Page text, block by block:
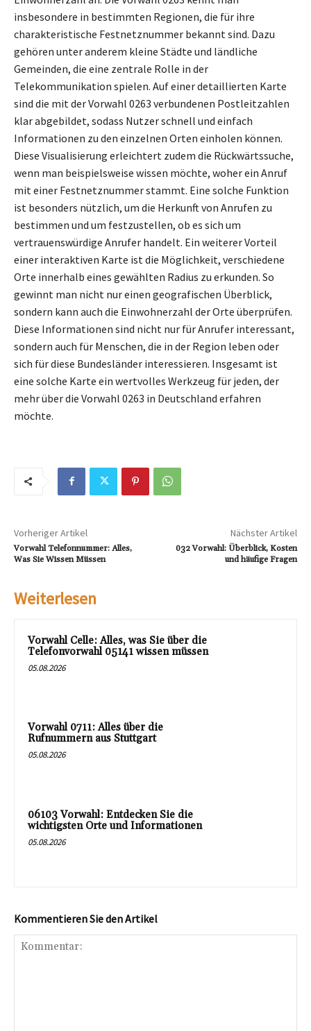
insbesondere in bestimmten Regionen, die für ihre
charakteristische Festnetznummer bekannt sind. Dazu
gehören unter anderem kleine Städte und ländliche
Gemeinden, die eine zentrale Rolle in der
Telekommunikation spielen. Auf einer detaillierten Karte
sind die mit der Vorwahl 0263 verbundenen Postleitzahlen
klar abgebildet, sodass Nutzer schnell und einfach
Informationen zu den einzelnen Orten einholen können.
Diese Visualisierung erleichtert zudem die Rückwärtssuche,
wenn man beispielsweise wissen möchte, woher ein Anruf
mit einer Festnetznummer stammt. Eine solche Funktion
ist besonders nützlich, um die Herkunft von Anrufen zu
bestimmen und um festzustellen, ob es sich um
vertrauenswürdige Anrufer handelt. Ein weiterer Vorteil
einer interaktiven Karte ist die Möglichkeit, verschiedene
Orte innerhalb eines gewählten Radius zu erkunden. So
gewinnt man nicht nur einen geografischen Überblick,
sondern kann auch die Einwohnerzahl der Orte überprüfen.
Diese Informationen sind nicht nur für Anrufer interessant,
sondern auch für Menschen, die in der Region leben oder
sich für diese Bundesländer interessieren. Insgesamt ist
eine solche Karte ein wertvolles Werkzeug für jeden, der
mehr über die Vorwahl 0263 in Deutschland erfahren
möchte.
Vorheriger Artikel
Vorwahl Telefonnummer: Alles,
Was Sie Wissen Müssen
Nächster Artikel
032 Vorwahl: Überblick, Kosten
und häufige Fragen
Weiterlesen
Vorwahl Celle: Alles, was Sie über die
Telefonvorwahl 05141 wissen müssen
05.08.2026
Vorwahl 0711: Alles über die
Rufnummern aus Stuttgart
05.08.2026
06103 Vorwahl: Entdecken Sie die
wichtigsten Orte und Informationen
05.08.2026
Kommentieren Sie den Artikel